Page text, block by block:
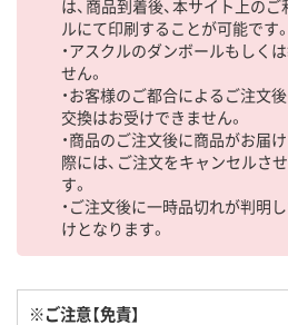
は、商品到着後、本サイト上の
ルにて印刷することが可能です。
・アスクルのダンボールもしく
せん。
・お客様のご都合によるご注文後
交換はお受けできません。
・商品のご注文後に商品がお届
際には、ご注文をキャンセルさ
す。
・ご注文後に一時品切れが判明
けとなります。
※ご注意【免責】